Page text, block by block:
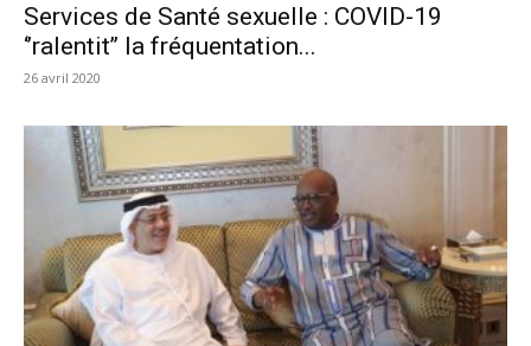
Services de Santé sexuelle : COVID-19
‘’ralentit’’ la fréquentation...
26 avril 2020